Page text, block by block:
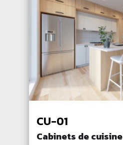
CU-01
Cabinets de cuisine